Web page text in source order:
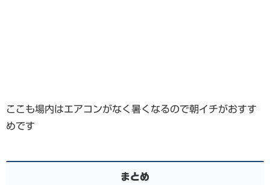
ここも場内はエアコンがなく暑くなるので朝イチがおすす
めです
まとめ